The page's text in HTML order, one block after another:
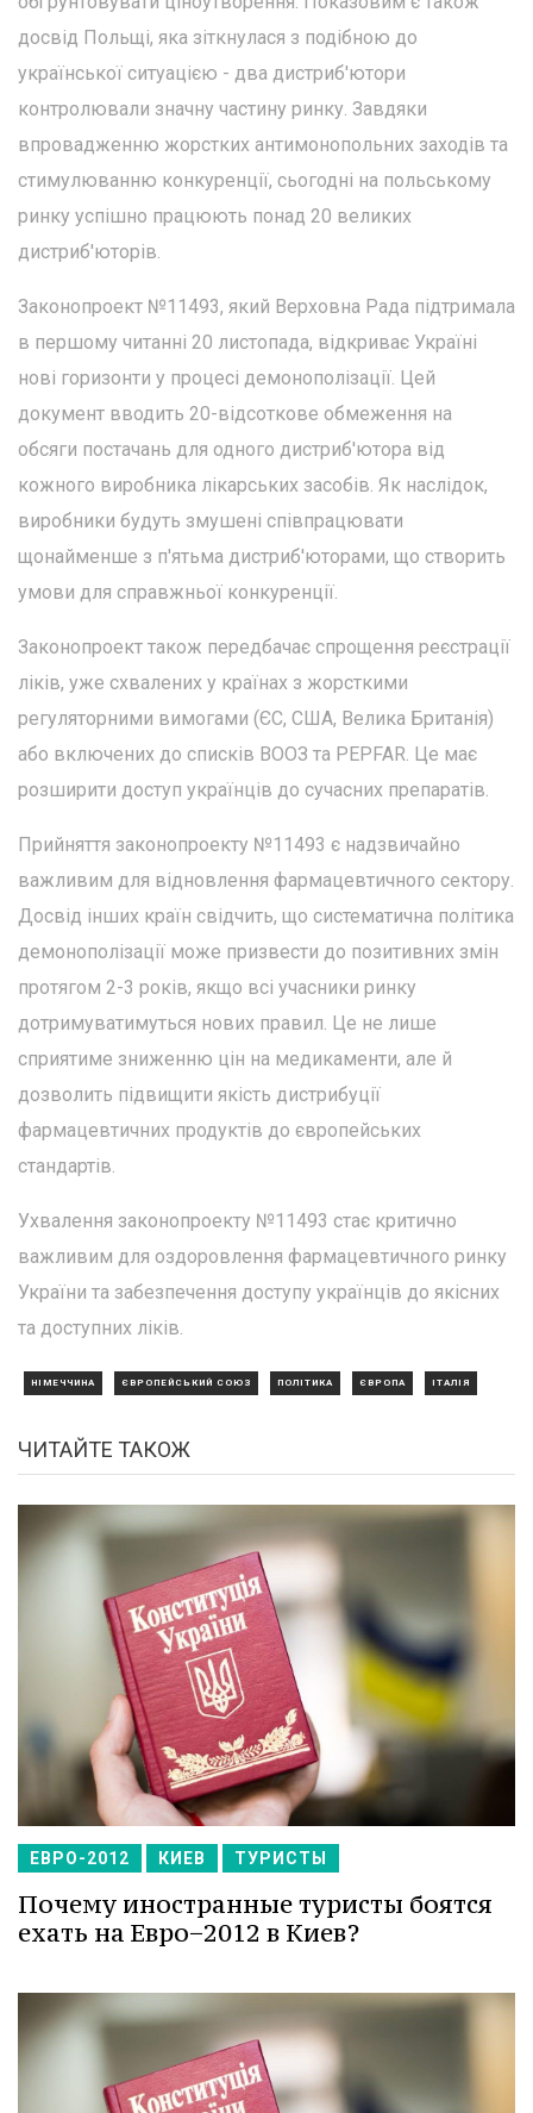
досвід Польщі, яка зіткнулася з подібною до
української ситуацією - два дистриб'ютори
контролювали значну частину ринку. Завдяки
впровадженню жорстких антимонопольних заходів та
стимулюванню конкуренції, сьогодні на польському
ринку успішно працюють понад 20 великих
дистриб'юторів.
Законопроект №11493, який Верховна Рада підтримала
в першому читанні 20 листопада, відкриває Україні
нові горизонти у процесі демонополізації. Цей
документ вводить 20-відсоткове обмеження на
обсяги постачань для одного дистриб'ютора від
кожного виробника лікарських засобів. Як наслідок,
виробники будуть змушені співпрацювати
щонайменше з п'ятьма дистриб'юторами, що створить
умови для справжньої конкуренції.
Законопроект також передбачає спрощення реєстрації
ліків, уже схвалених у країнах з жорсткими
регуляторними вимогами (ЄС, США, Велика Британія)
або включених до списків ВООЗ та PEPFAR. Це має
розширити доступ українців до сучасних препаратів.
Прийняття законопроекту №11493 є надзвичайно
важливим для відновлення фармацевтичного сектору.
Досвід інших країн свідчить, що систематична політика
демонополізації може призвести до позитивних змін
протягом 2-3 років, якщо всі учасники ринку
дотримуватимуться нових правил. Це не лише
сприятиме зниженню цін на медикаменти, але й
дозволить підвищити якість дистрибуції
фармацевтичних продуктів до європейських
стандартів.
Ухвалення законопроекту №11493 стає критично
важливим для оздоровлення фармацевтичного ринку
України та забезпечення доступу українців до якісних
та доступних ліків.
НІМЕЧЧИНА ЄВРОПЕЙСЬКИЙ СОЮЗ ПОЛІТИКА ЄВРОПА ІТАЛІЯ
ЧИТАЙТЕ ТАКОЖ
ЕВРО-2012 КИЕВ ТУРИСТЫ
Почему иностранные туристы боятся
ехать на Евро−2012 в Киев?